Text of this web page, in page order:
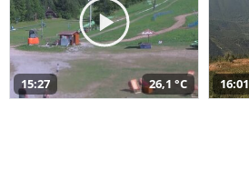
15:27 26,1 °C 16:01